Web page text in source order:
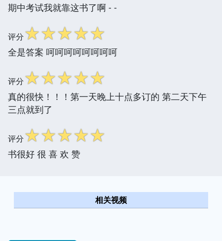
期中考试我就靠这书了啊 - -
评分☆☆☆☆☆
全是答案 呵呵呵呵呵呵呵呵
评分☆☆☆☆☆
真的很快！！！第一天晚上十点多订的 第二天下午
三点就到了
评分☆☆☆☆☆
书很好 很 喜 欢 赞
相关视频